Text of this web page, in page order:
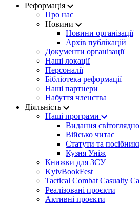
Реформація
Про нас
Новини
Новини організації
Архів публікацій
Документи організації
Наші локації
Персоналії
Бібліотека реформації
Наші партнери
Набуття членства
Діяльність
Наші програми
Видання
Військо читає
Статути та
Кузня Уніж
Книжки для ЗСУ
KyivBookFest
Tactical Combat Casualty
Реалізовані проєкти
Активні проєкти